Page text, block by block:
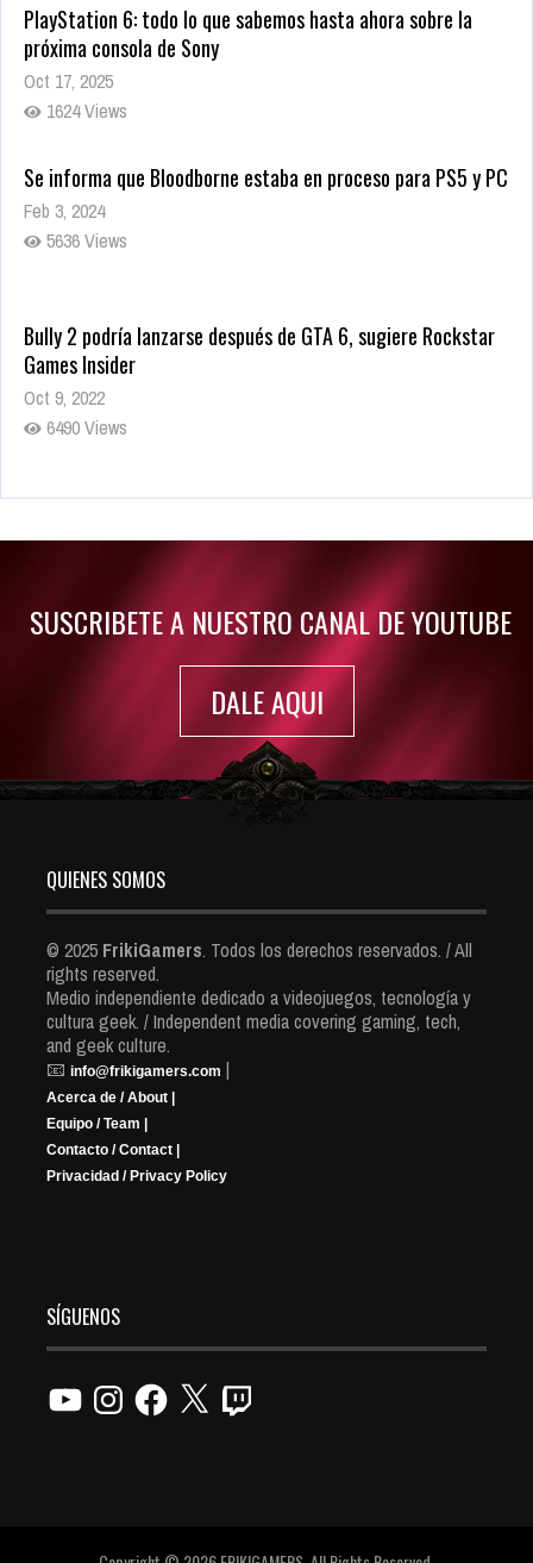
PlayStation 6: todo lo que sabemos hasta ahora sobre la
próxima consola de Sony
Oct 17, 2025
1624 Views
Se informa que Bloodborne estaba en proceso para PS5 y PC
Feb 3, 2024
5636 Views
Bully 2 podría lanzarse después de GTA 6, sugiere Rockstar
Games Insider
Oct 9, 2022
6490 Views
Rumor: Se filtran los primeros detalles de Resident Evil 9
SUSCRIBETE A NUESTRO CANAL DE YOUTUBE
DALE AQUI
QUIENES SOMOS
© 2025 FrikiGamers. Todos los derechos reservados. / All
rights reserved.
Medio independiente dedicado a videojuegos, tecnología y
cultura geek. / Independent media covering gaming, tech,
and geek culture.
📧 info@frikigamers.com |
Acerca de / About |
Equipo / Team |
Contacto / Contact |
Privacidad / Privacy Policy
SÍGUENOS
YouTubeInstagramFacebook
X Twitch